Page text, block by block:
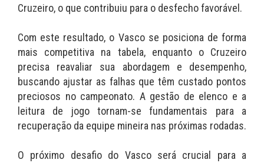
Cruzeiro, o que contribuiu para o desfecho favorável.
Com este resultado, o Vasco se posiciona de forma
mais competitiva na tabela, enquanto o Cruzeiro
precisa reavaliar sua abordagem e desempenho,
buscando ajustar as falhas que têm custado pontos
preciosos no campeonato. A gestão de elenco e a
leitura de jogo tornam-se fundamentais para a
recuperação da equipe mineira nas próximas rodadas.
O próximo desafio do Vasco será crucial para a